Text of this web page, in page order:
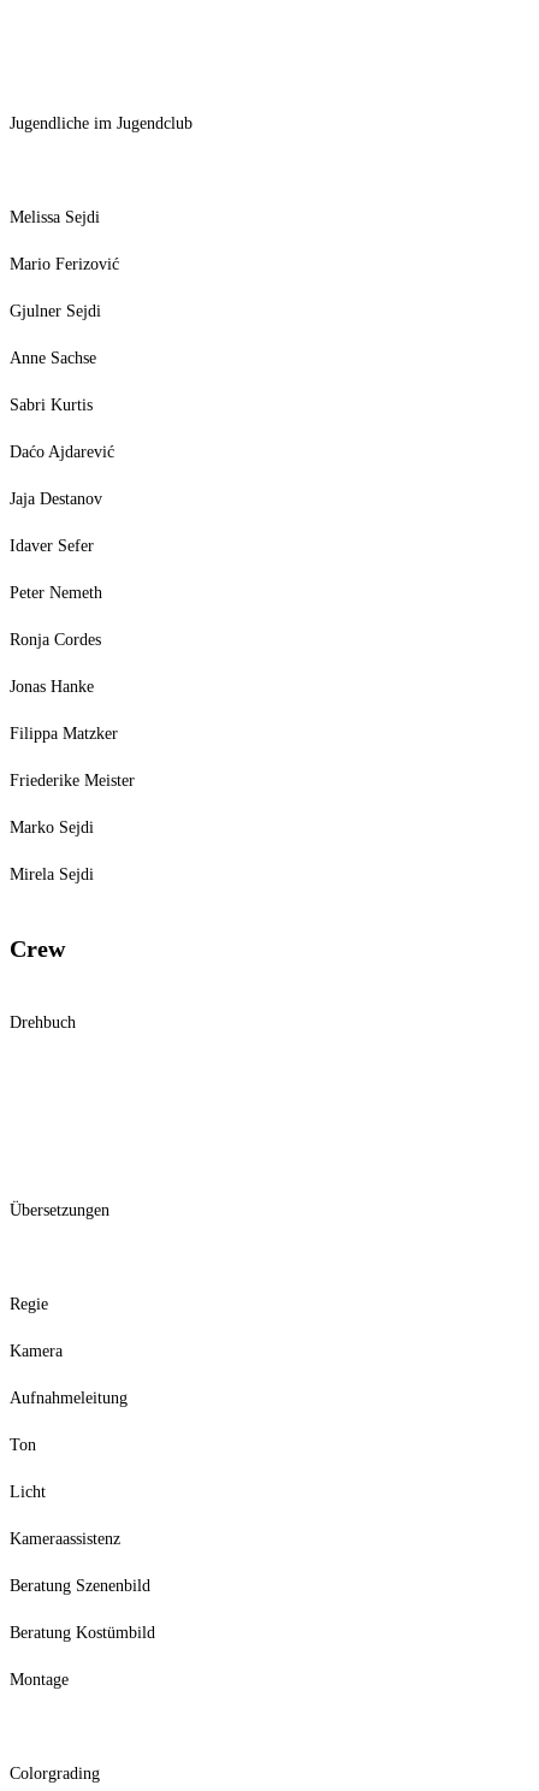
Jugendliche im Jugendclub
Melissa Sejdi
Mario Ferizović
Gjulner Sejdi
Anne Sachse
Sabri Kurtis
Daćo Ajdarević
Jaja Destanov
Idaver Sefer
Peter Nemeth
Ronja Cordes
Jonas Hanke
Filippa Matzker
Friederike Meister
Marko Sejdi
Mirela Sejdi
Crew
Drehbuch
Übersetzungen
Regie
Kamera
Aufnahmeleitung
Ton
Licht
Kameraassistenz
Beratung Szenenbild
Beratung Kostümbild
Montage
Colorgrading